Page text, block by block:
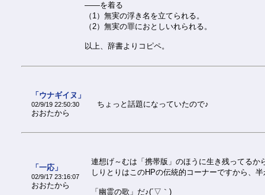
――を着る
（1）無実の浮き名を立てられる。
（2）無実の罪におとしいれられる。
以上、辞書よりコピペ。
「ウナギイヌ」
02/9/19 22:50:30
おおたから
ちょっと話題になっていたので♪
「一応」
02/9/17 23:16:07
おおたから
連想げ～むは「携帯版」のほうに生き残ってる
しりとりはこのHPの伝統的コーナーですから、
「幽霊の歌」だ♪(´▽｀)